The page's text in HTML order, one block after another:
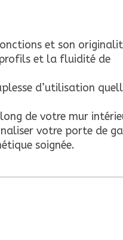
et son
profils et la fluidité de
d’utilisation
de votre mur
votre porte de
soignée.